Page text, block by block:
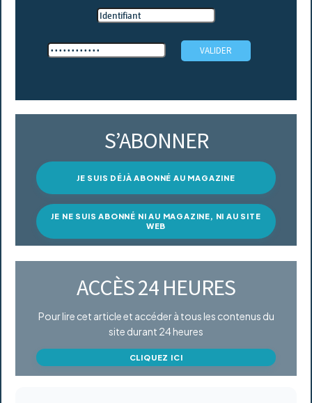
S’ABONNER
JE SUIS DÉJÀ ABONNÉ AU MAGAZINE
JE NE SUIS ABONNÉ NI AU MAGAZINE, NI AU SITE
WEB
ACCÈS 24 HEURES
Pour lire cet article et accéder à tous les contenus du
site durant 24 heures
CLIQUEZ ICI